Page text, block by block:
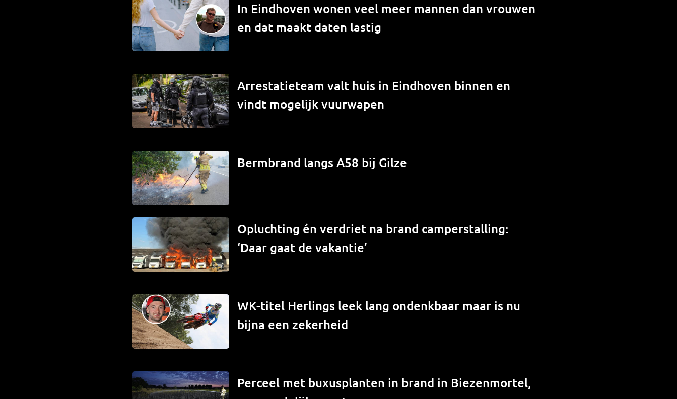
In Eindhoven wonen veel meer mannen dan vrouwen
en dat maakt daten lastig
Arrestatieteam valt huis in Eindhoven binnen en
vindt mogelijk vuurwapen
Bermbrand langs A58 bij Gilze
Opluchting én verdriet na brand camperstalling:
‘Daar gaat de vakantie’
WK-titel Herlings leek lang ondenkbaar maar is nu
bijna een zekerheid
Perceel met buxusplanten in brand in Biezenmortel,